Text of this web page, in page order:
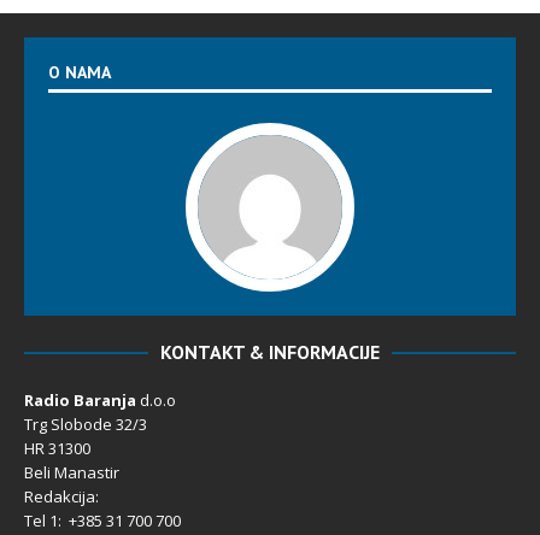
O NAMA
KONTAKT & INFORMACIJE
Radio Baranja d.o.o
Trg Slobode 32/3
HR 31300
Beli Manastir
Redakcija:
Tel 1: +385 31 700 700